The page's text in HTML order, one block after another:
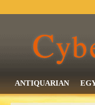
ANTIQUARIAN